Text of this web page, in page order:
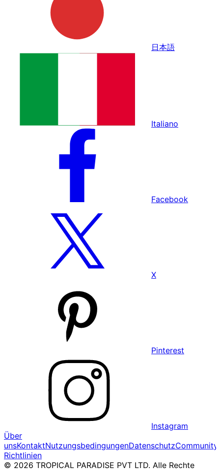
日本語
Italiano
Facebook
X
Pinterest
Instagram
Über
unsKontaktNutzungsbedingungenDatenschutz
Richtlinien
© 2026 TROPICAL PARADISE PVT LTD. Alle Rechte